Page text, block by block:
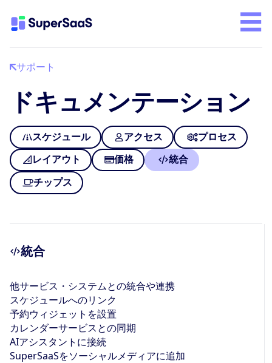
サポート
ドキュメンテーション
スケジュール アクセス プロセス
レイアウト 価格 統合
チップス
統合
他サービス・システムとの統合や連携
スケジュールへのリンク
予約ウィジェットを設置
カレンダーサービスとの同期
AIアシスタントに接続
SuperSaaSをソーシャルメディアに追加